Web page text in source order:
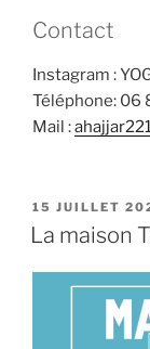
Contact
Instagram :
Téléphone: 06
Mail :
PUBLIÉ
LE
15 JUILLET
La maison